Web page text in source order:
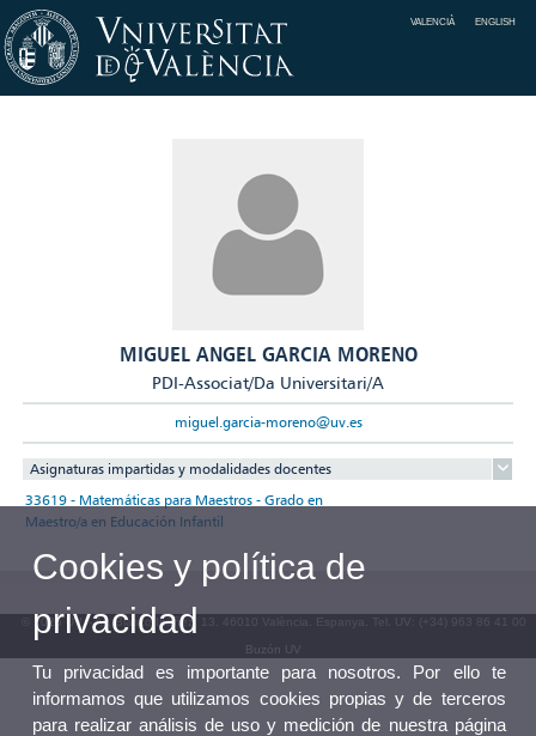
VALENCIÀ ENGLISH
MIGUEL ANGEL GARCIA MORENO
PDI-Associat/Da Universitari/A
miguel.garcia-moreno@uv.es
Asignaturas impartidas y modalidades docentes
33619 - Matemáticas para Maestros - Grado en
Maestro/a en Educación Infantil
© 2026 UV. - Av. Blasco Ibáñez, 13. 46010 València. Espanya. Tel. UV: (+34) 963 86 41 00
Buzón UV
Cookies y política de
privacidad
Tu privacidad es importante para nosotros. Por ello te
informamos que utilizamos cookies propias y de terceros
para realizar análisis de uso y medición de nuestra página